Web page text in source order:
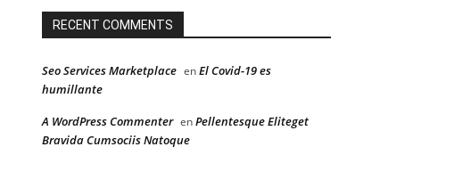
RECENT COMMENTS
Seo Services Marketplace enEl Covid-19 es
humillante
A WordPress Commenter enPellentesque Eliteget
Bravida Cumsociis Natoque